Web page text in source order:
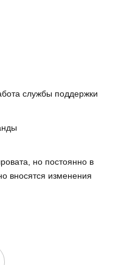
службы поддержки
но постоянно в
вносятся изменения